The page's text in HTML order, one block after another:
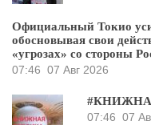
Официальный Токио
обосновывая свои
«угрозах» со стороны
07:46 07 Авг 2026
07:46 07